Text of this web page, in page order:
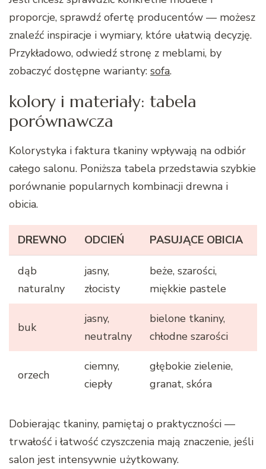
proporcje, sprawdź ofertę producentów — możesz
znaleźć inspiracje i wymiary, które ułatwią decyzję.
Przykładowo, odwiedź stronę z meblami, by
zobaczyć dostępne warianty: sofa.
kolory i materiały: tabela
porównawcza
Kolorystyka i faktura tkaniny wpływają na odbiór
całego salonu. Poniższa tabela przedstawia szybkie
porównanie popularnych kombinacji drewna i
obicia.
DREWNO ODCIEŃ PASUJĄCE OBICIA
dąb
naturalny
jasny,
złocisty
beże, szarości,
miękkie pastele
buk
jasny,
neutralny
bielone tkaniny,
chłodne szarości
orzech
ciemny,
ciepły
głębokie zielenie,
granat, skóra
Dobierając tkaniny, pamiętaj o praktyczności —
trwałość i łatwość czyszczenia mają znaczenie, jeśli
salon jest intensywnie użytkowany.